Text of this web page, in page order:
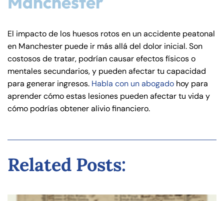
El impacto de los huesos rotos en un accidente peatonal
en Manchester puede ir más allá del dolor inicial. Son
costosos de tratar, podrían causar efectos físicos o
mentales secundarios, y pueden afectar tu capacidad
para generar ingresos. Habla con un abogado hoy para
aprender cómo estas lesiones pueden afectar tu vida y
cómo podrías obtener alivio financiero.
Related Posts: